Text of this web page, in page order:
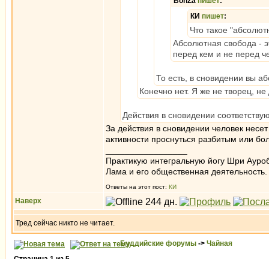
КИ пишет:
Что такое
Абсолютная свобода -
перед кем и не перед
То есть, в сновидении вы
Конечно нет. Я же не творец,
Действия в сновидении
За действия в сновидении человек
активности проснуться разбитым или
Практикую интегральную йогу Шри
Лама и его общественная деятельность.
Ответы на этот пост: КИ
Наверх
Тред сейчас никто не читает.
Буддийские форумы -> Чайная